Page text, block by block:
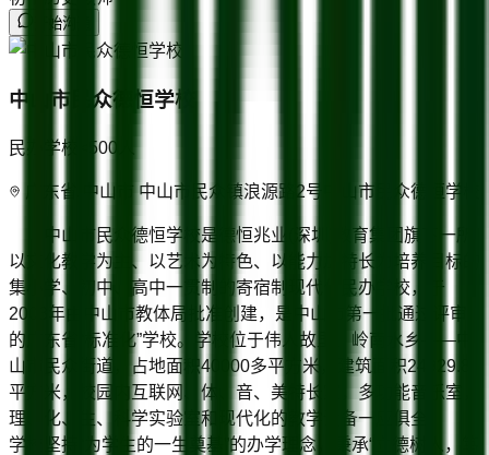
开始沟通
中山市民众德恒学校
民办学校 <500
广东省/中山市 中山市民众镇浪源路2号中山市民众德恒学校
中山市民众德恒学校是德恒兆业(深圳)教育集团旗下一所
以文化教学为主、以艺术为特色、以能力加特长为培养目标的
集小学、初中、高中一贯制的寄宿制现代化民办学校，于
2003年由中山市教体局批准创建，是中山市第一批通过评审
的广东省“标准化”学校。学校位于伟人故里、岭南水乡——中
山市民众街道，占地面积40000多平方米，建筑面积24929.8
平方米，校园内互联网、体、音、美特长室，多功能音乐室，
理、化、生、科学实验室和现代化的教学设备一应俱全。
学校坚持“为学生的一生奠基”的办学理念，秉承“立德树人，笃